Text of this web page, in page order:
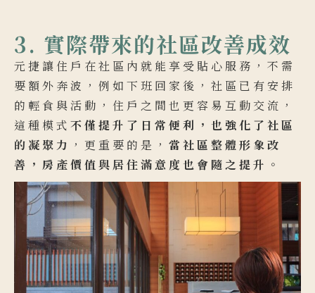
3. 實際帶來的社區改善成效
元捷讓住戶在社區內就能享受貼心服務，不需
要額外奔波，例如下班回家後，社區已有安排
的輕食與活動，住戶之間也更容易互動交流，
這種模式 不僅提升了日常便利，也強化了社區
的凝聚力 ，更重要的是， 當社區整體形象改
善，房產價值與居住滿意度也會隨之提升 。